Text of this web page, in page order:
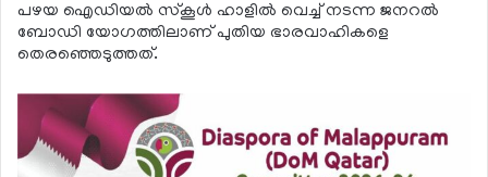
പഴയ ഐഡിയല്‍ സ്‌കൂള്‍ ഹാളില്‍ വെച്ച് നടന്ന ജനറല്‍
ബോഡി യോഗത്തിലാണ് പുതിയ ഭാരവാഹികളെ
തെരഞ്ഞെടുത്തത്.